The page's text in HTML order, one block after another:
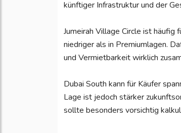
künftiger Infrastruktur und der
Jumeirah Village Circle ist
niedriger als in Premiumlagen.
und Vermietbarkeit wirklich
Dubai South kann für Käufer
Lage ist jedoch stärker
sollte besonders vorsichtig